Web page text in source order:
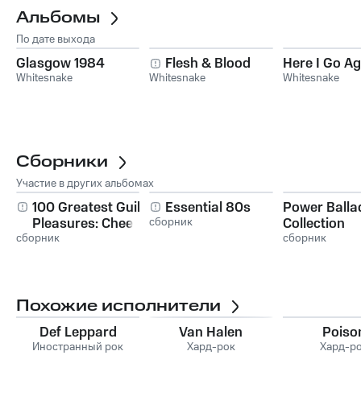
Альбомы
По дате выхода
Glasgow 1984
Whitesnake
Flesh & Blood
Whitesnake
Here I Go
Whitesnake
Сборники
Участие в других альбомах
100 Greatest Guilty
Pleasures: Cheesy
Pop Hits
сборник
Essential 80s
сборник
Power
Collection
сборник
Похожие исполнители
Def Leppard
Иностранный рок
Van Halen
Хард-рок Хард-